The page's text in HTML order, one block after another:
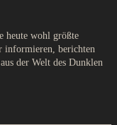
heute wohl größte
informieren, berichten
der Welt des Dunklen